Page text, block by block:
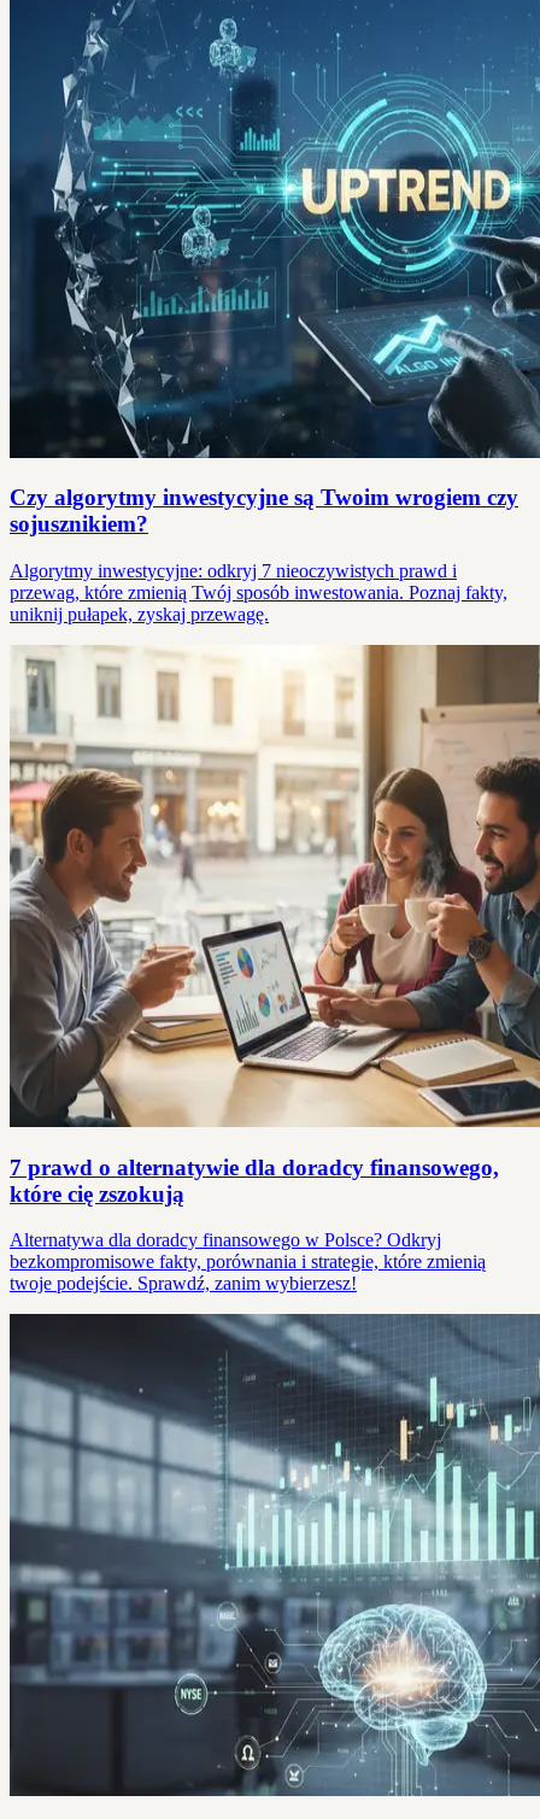
Czy algorytmy inwestycyjne są Twoim wrogiem czy
sojusznikiem?
Algorytmy inwestycyjne: odkryj 7 nieoczywistych prawd i
przewag, które zmienią Twój sposób inwestowania. Poznaj fakty,
uniknij pułapek, zyskaj przewagę.
7 prawd o alternatywie dla doradcy finansowego,
które cię zszokują
Alternatywa dla doradcy finansowego w Polsce? Odkryj
bezkompromisowe fakty, porównania i strategie, które zmienią
twoje podejście. Sprawdź, zanim wybierzesz!